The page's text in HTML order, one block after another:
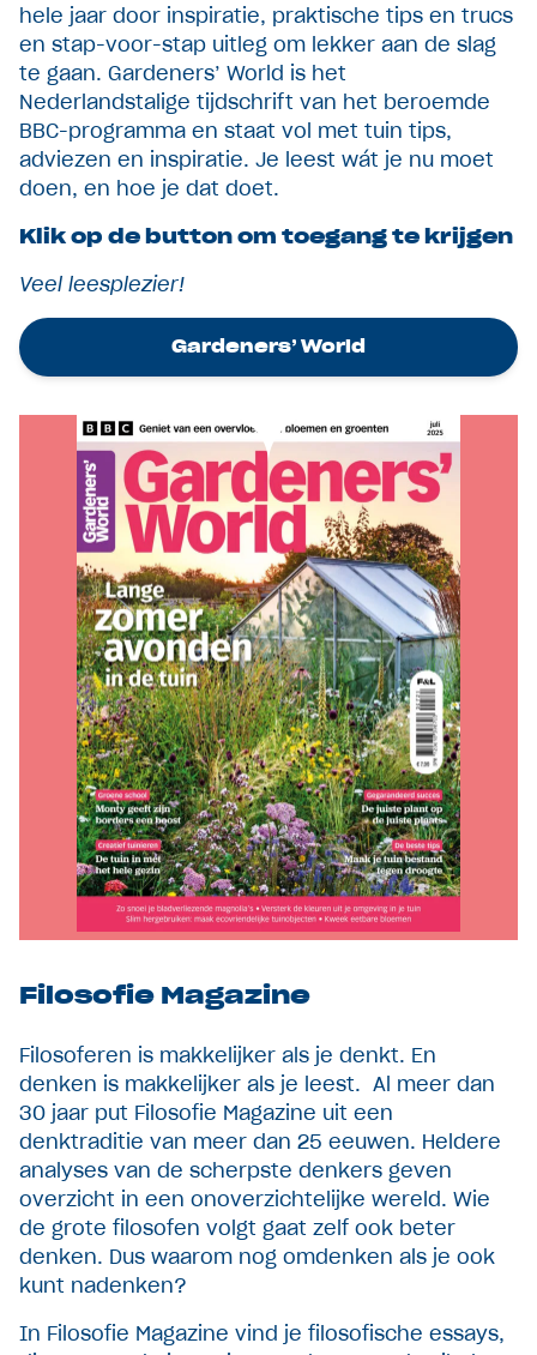
hele jaar door inspiratie, praktische tips en trucs
en stap-voor-stap uitleg om lekker aan de slag
te gaan. Gardeners’ World is het
Nederlandstalige tijdschrift van het beroemde
BBC-programma en staat vol met tuin tips,
adviezen en inspiratie. Je leest wát je nu moet
doen, en hoe je dat doet.
Klik op de button om toegang te krijgen
Veel leesplezier!
Gardeners’ World
Filosofie Magazine
Filosoferen is makkelijker als je denkt. En
denken is makkelijker als je leest. Al meer dan
30 jaar put Filosofie Magazine uit een
denktraditie van meer dan 25 eeuwen. Heldere
analyses van de scherpste denkers geven
overzicht in een onoverzichtelijke wereld. Wie
de grote filosofen volgt gaat zelf ook beter
denken. Dus waarom nog omdenken als je ook
kunt nadenken?
In Filosofie Magazine vind je filosofische essays,